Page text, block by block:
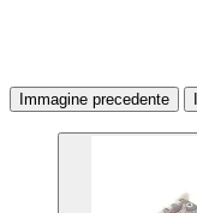
Immagine precedente